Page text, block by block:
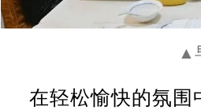
▲
在轻松愉快的氛围